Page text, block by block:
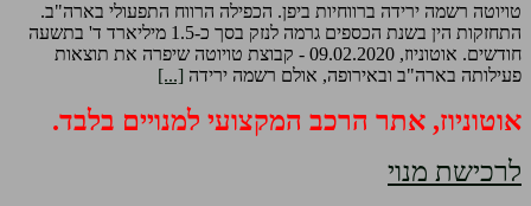
טויוטה רשמה ירידה ברווחיות ביפן. הכפילה הרווח התפעולי בארה"ב.
התחזקות הין בשנת הכספים גרמה לנזק בסך כ-1.5 מיליארד ד' בתשעה
חודשים. אוטוניוז, 09.02.2020 - קבוצת טויוטה שיפרה את תוצאות
פעילותה בארה"ב ובאירופה, אולם רשמה ירידה [...]
אוטוניוז, אתר הרכב המקצועי למנויים בלבד.
לרכישת מנוי